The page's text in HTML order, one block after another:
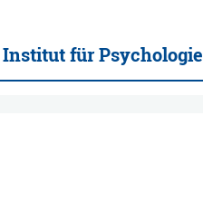
Institut für Psychologie